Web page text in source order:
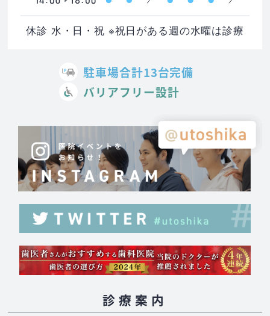
休診 水・日・祝 ※祝日がある週の水曜は診療
駐車場合計13台完備
バリアフリー設計
診療案内